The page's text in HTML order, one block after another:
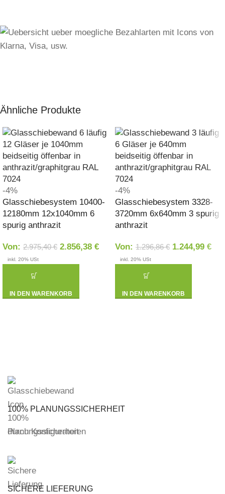
Ähnliche Produkte
-4%
Glasschiebesystem 10400-
12180mm 12x1040mm 6
spurig anthrazit
Von: 2.975,40€ 2.856,38 €
inkl. 20% USt
IN DEN WARENKORB
-4%
Glasschiebesystem 3328-
3720mm 6x640mm 3 spurig
anthrazit
Von: 1.296,86€ 1.244,99 €
inkl. 20% USt
IN DEN WARENKORB
100% PLANUNGSSICHERHEIT
durch Konfiguratoren
SICHERE LIEFERUNG